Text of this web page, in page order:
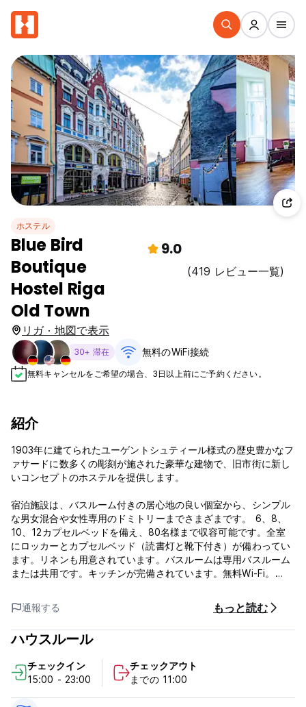
ホステル
Blue Bird
Boutique
Hostel Riga
Old Town
9.0
(419 レビュー一覧)
リガ · 地図で表示
30+ 滞在 無料のWiFi接続
無料キャンセルをご希望の場合、3日以上前にご予約ください。
紹介
1903年に建てられたユーゲントシュティール様式の歴史豊かなフ
ァサードに数多くの彫刻が施された豪華な建物で、旧市街に新し
いコンセプトのホステルを提供します。
宿泊施設は、バスルーム付きの居心地の良い個室から、シンプル
な男女混合や女性専用のドミトリーまでさまざまです。 6、8、
10、12カプセルベッドを備え、80名様まで収容可能です。全室
にロッカーとカプセルベッド（読書灯と靴下付き）が備わってい
ます。リネンも用意されています。バスルームは専用バスルーム
または共用です。キッチンが完備されています。無料Wi-Fi。
ブルーバードカプセルホステルの条件とポリシー:
キャンセルポリシー: 到着の24時間前まで。キャンセルが遅れた
場合、またはノーショーの場合は、滞在の最初の1泊分の料金が課
チェックインは15時から。
11:00前にチェックアウトしてください。
通報する もっと読む
ハウスルール
チェックイン
15:00 - 23:00
チェックアウト
までの 11:00